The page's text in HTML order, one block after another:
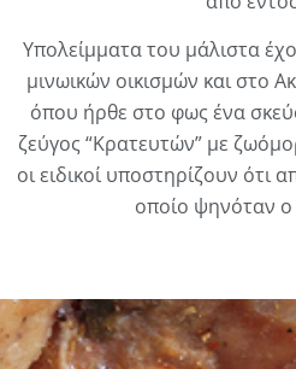
Υπολείμματα του μάλιστα
μινωικών οικισμών και στο
όπου ήρθε στο φως ένα
ζεύγος “Κρατευτών” με
οι ειδικοί υποστηρίζουν ότι
οποίο ψηνόταν